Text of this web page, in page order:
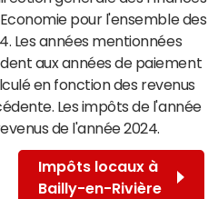
pour l'ensemble des
Les années mentionnées
aux années de paiement
en fonction des revenus
Les impôts de l'année
de l'année 2024.
Impôts locaux à
Bailly-en-Rivière